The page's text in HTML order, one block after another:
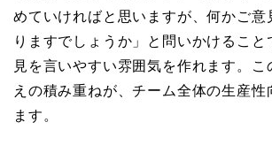
めていければと思いますが、何かご意
りますでしょうか」と問いかけること
見を言いやすい雰囲気を作れます。こ
えの積み重ねが、チーム全体の生産性
ます。